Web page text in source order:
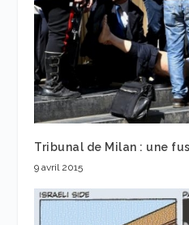
Tribunal de Milan : une
9 avril 2015